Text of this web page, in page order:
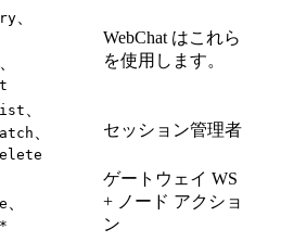
WebChat はこれら
を使用します。
セッション管理者
ゲートウェイ WS
+ ノード アクショ
ン